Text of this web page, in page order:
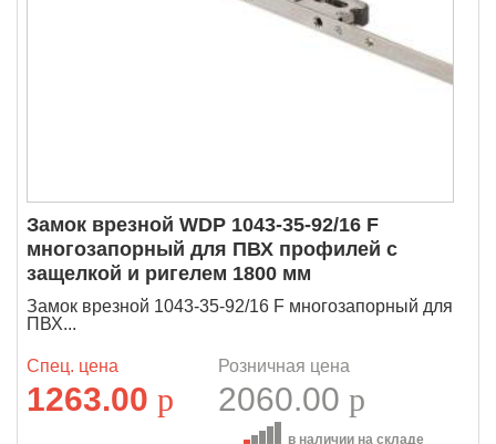
Замок врезной WDP 1043-35-92/16 F
многозапорный для ПВХ профилей с
защелкой и ригелем 1800 мм
Замок врезной 1043-35-92/16 F многозапорный для
ПВХ...
Спец. цена
1263.00 p
Розничная цена
2060.00 p
в наличии на складе